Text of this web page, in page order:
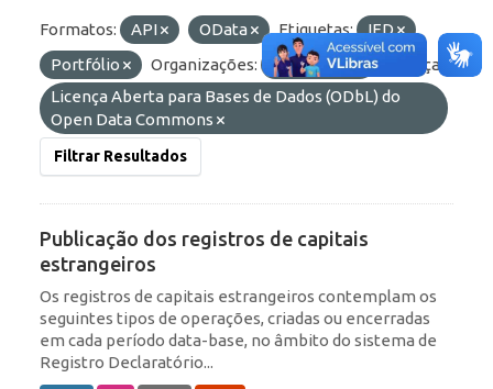
Formatos: API OData Etiquetas:
IED
Portfólio
Organizações: BCB/Dstat
Licenças:
Licença Aberta para Bases de Dados (ODbL) do
Open Data Commons
Filtrar Resultados
Publicação dos registros de capitais
estrangeiros
Os registros de capitais estrangeiros contemplam os
seguintes tipos de operações, criadas ou encerradas
em cada período data-base, no âmbito do sistema de
Registro Declaratório...